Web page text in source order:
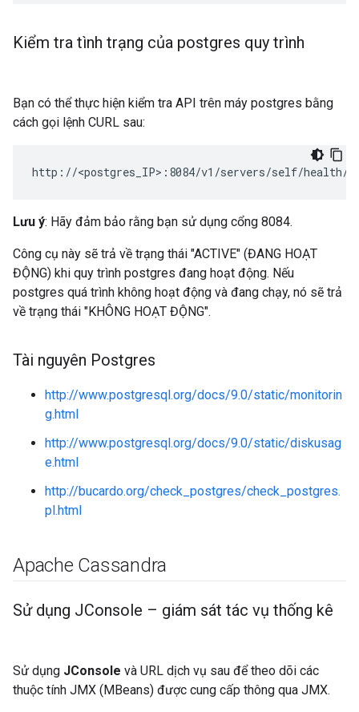
Kiểm tra tình trạng của postgres quy trình
Bạn có thể thực hiện kiểm tra API trên máy postgres bằng
cách gọi lệnh CURL sau:
http://<postgres_IP>:8084/v1/servers/self/health/
Lưu ý: Hãy đảm bảo rằng bạn sử dụng cổng 8084.
Công cụ này sẽ trả về trạng thái "ACTIVE" (ĐANG HOẠT
ĐỘNG) khi quy trình postgres đang hoạt động. Nếu
postgres quá trình không hoạt động và đang chạy, nó sẽ trả
về trạng thái "KHÔNG HOẠT ĐỘNG".
Tài nguyên Postgres
http://www.postgresql.org/docs/9.0/static/monitorin
g.html
http://www.postgresql.org/docs/9.0/static/diskusag
e.html
http://bucardo.org/check_postgres/check_postgres.
pl.html
Apache Cassandra
Sử dụng JConsole – giám sát tác vụ thống kê
Sử dụng JConsole và URL dịch vụ sau để theo dõi các
thuộc tính JMX (MBeans) được cung cấp thông qua JMX.